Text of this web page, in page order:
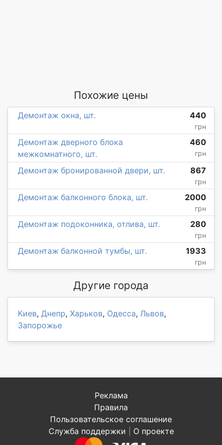
Похожие цены
Демонтаж окна, шт. 440
грн
Демонтаж дверного блока
межкомнатного, шт.
460
грн
Демонтаж бронированной двери, шт. 867
грн
Демонтаж балконного блока, шт. 2000
грн
Демонтаж подоконника, отлива, шт. 280
грн
Демонтаж балконной тумбы, шт. 1933
грн
Другие города
Киев, Днепр, Харьков, Одесса, Львов,
Запорожье
Реклама
Правила
Пользовательское соглашение
Служба поддержки
О проекте